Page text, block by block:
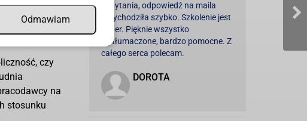
czy
na
stosunku
zapytania, odpowiedź na maila
przychodziła szybko. Szkolenie jest
super. Pięknie wszystko
wytłumaczone, bardzo pomocne. Z
całego serca polecam.
DOROTA
Odmawiam